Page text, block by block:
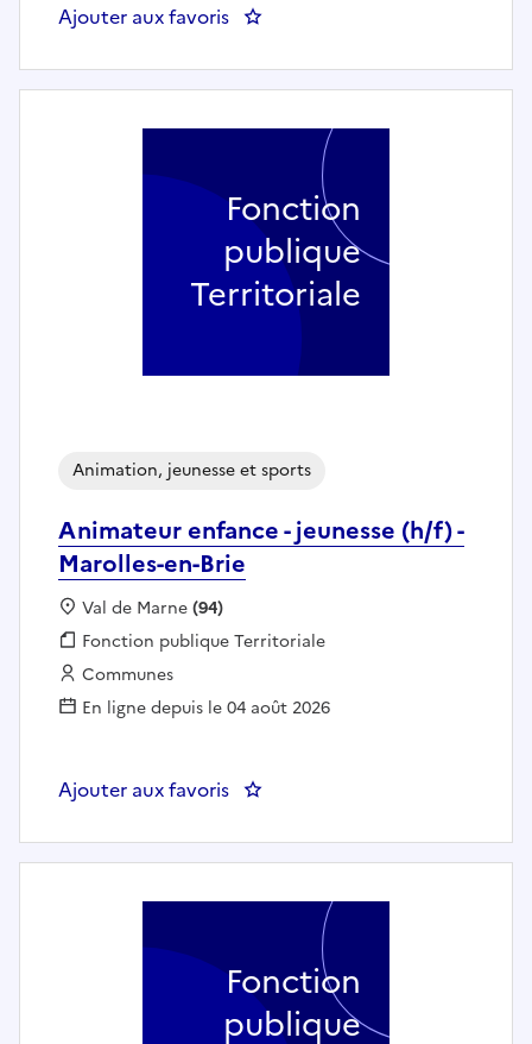
Ajouter aux favoris : Educateur des APS (h/f) - Le
Animateur enfance - jeunesse (h/f) -
Marolles-en-Brie
Animation, jeunesse et sports
Localisation :
Val de Marne(94)
Fonction publique :
Fonction publique Territoriale
Employeur :
Communes
En ligne depuis le 04 août 2026
Ajouter aux favoris : Animateur enfance - jeunesse
Fonction
publique
Territoriale
Fonction
publique